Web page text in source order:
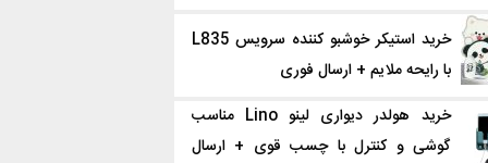
خرید استیکر خوشبو کننده سرویس L835
با رایحه ملایم + ارسال فوری
خرید هولدر دیواری لینو Lino مناسب
گوشی و کنترل با چسب قوی + ارسال